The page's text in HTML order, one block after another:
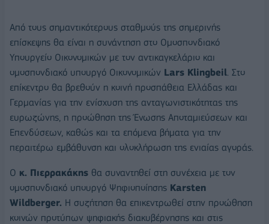
Από τους σημαντικότερους σταθμούς της σημερινής
επίσκεψης θα είναι η συνάντηση στο Ομοσπονδιακό
Υπουργείο Οικονομικών με τον αντικαγκελάριο και
ομοσπονδιακό υπουργό Οικονομικών Lars Klingbeil. Στο
επίκεντρο θα βρεθούν η κοινή προσπάθεια Ελλάδας και
Γερμανίας για την ενίσχυση της ανταγωνιστικότητας της
ευρωζώνης, η προώθηση της Ένωσης Αποταμιεύσεων και
Επενδύσεων, καθώς και τα επόμενα βήματα για την
περαιτέρω εμβάθυνση και ολοκλήρωση της ενιαίας αγοράς.
Ο κ. Πιερρακάκης θα συναντηθεί στη συνέχεια με τον
ομοσπονδιακό υπουργό Ψηφιοποίησης Karsten
Wildberger. Η συζήτηση θα επικεντρωθεί στην προώθηση
κοινών προτύπων ψηφιακής διακυβέρνησης και στις